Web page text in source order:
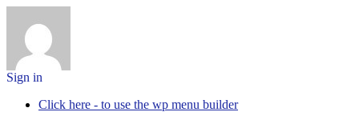
Sign in
Click here - to use the wp menu builder